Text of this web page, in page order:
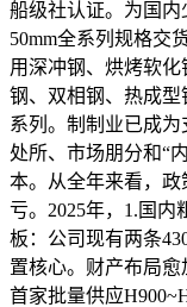
船级社认证。为国内
50mm全系列规格交
用深冲钢、烘烤软
钢、双相钢、热成
系列。制制业已成
处所、市场朋分和“
本。从全年来看，政
亏。2025年，1.国
板：公司现有两条
置核心。财产布局
首家批量供应